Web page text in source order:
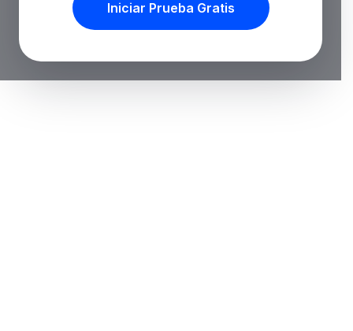
Iniciar Prueba Gratis